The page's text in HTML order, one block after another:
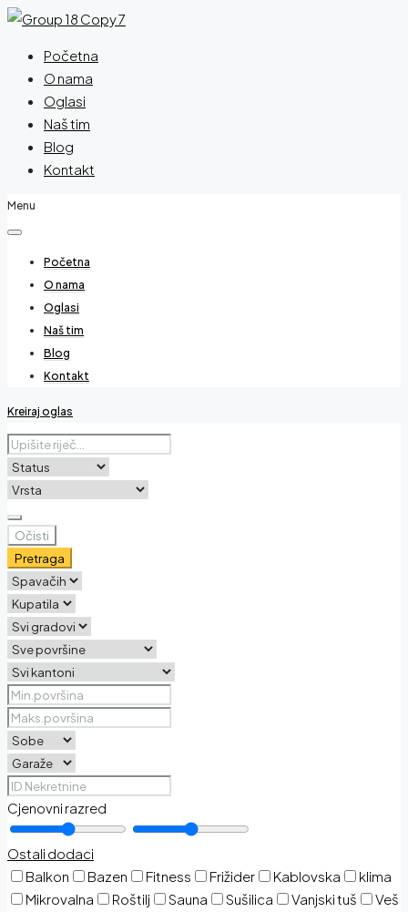
Početna
O nama
Oglasi
Naš tim
Blog
Kontakt
Menu
Početna
O nama
Oglasi
Naš tim
Blog
Kontakt
Kreiraj oglas
Očisti
Pretraga
Cjenovni razred
Ostali dodaci
Balkon
Bazen Fitness Frižider Kablovska
klima
Mikrovalna
Roštilj Sauna Sušilica Vanjski tuš
Veš